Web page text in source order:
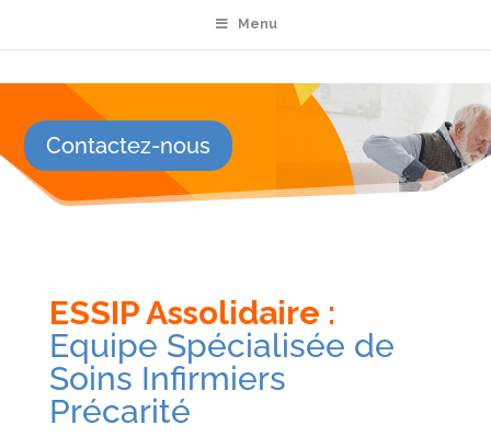
Menu
Contactez-nous
ESSIP Assolidaire :
Equipe Spécialisée de
Soins Infirmiers
Précarité